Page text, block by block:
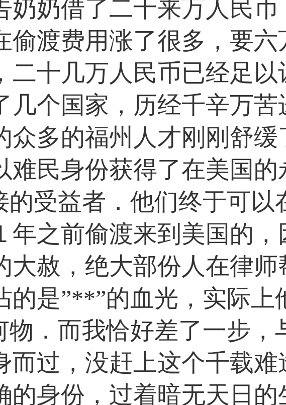
奶奶借了二十来万人民币
偷渡费用涨了很多，要六
二十几万人民币已经足
几个国家，历经千辛万苦
众多的福州人才刚刚舒
难民身份获得了在美国的
的受益者．他们终于可以
年之前偷渡来到美国的，
大赦，绝大部份人在律师
的是”**”的血光，实际上
物．而我恰好差了一步，
而过，没赶上这个千载难
的身份，过着暗无天日的